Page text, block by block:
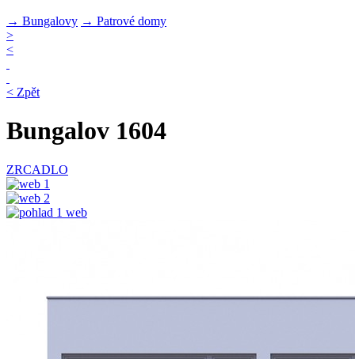
→ Bungalovy → Patrové domy
>
<
< Zpět
Bungalov 1604
ZRCADLO